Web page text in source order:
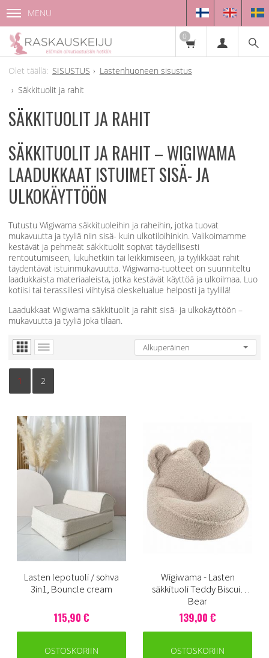
MENU
0
SISUSTUS
Lastenhuoneen sisustus
Säkkituolit ja rahit
SÄKKITUOLIT JA RAHIT
SÄKKITUOLIT JA RAHIT – WIGIWAMA
LAADUKKAAT ISTUIMET SISÄ- JA
ULKOKÄYTTÖÖN
Tutustu Wigiwama säkkituoleihin ja raheihin, jotka tuovat
mukavuutta ja tyyliä niin sisä- kuin ulkotiloihinkin. Valikoimamme
kestävät ja pehmeät säkkituolit sopivat täydellisesti
rentoutumiseen, lukuhetkiin tai leikkimiseen, ja tyylikkäät rahit
täydentävät istuinmukavuutta. Wigiwama-tuotteet on suunniteltu
laadukkaista materiaaleista, jotka kestävät käyttöä ja ulkoilmaa. Luo
kotiisi tai terassillesi viihtyisä oleskelualue helposti ja tyylillä!
Laadukkaat Wigiwama säkkituolit ja rahit sisä- ja ulkokäyttöön –
mukavuutta ja tyyliä joka tilaan.
1 2
Lasten lepotuoli / sohva
3in1, Bouncle cream
115,90 €
OSTOSKORIIN
Wigiwama - Lasten
säkkituoli Teddy Biscuit
Bear
139,00 €
OSTOSKORIIN